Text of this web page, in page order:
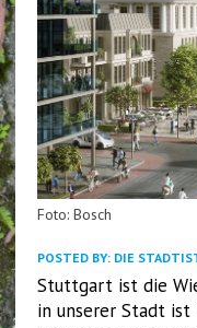
Foto: Bosch
POSTED BY: DIE
Stuttgart ist die
in unserer Stadt ist